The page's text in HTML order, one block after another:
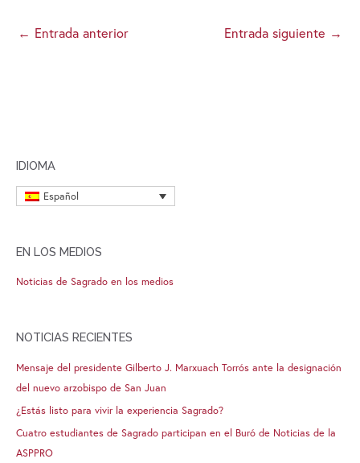
← Entrada anterior Entrada siguiente →
IDIOMA
Español
EN LOS MEDIOS
Noticias de Sagrado en los medios
NOTICIAS RECIENTES
Mensaje del presidente Gilberto J. Marxuach Torrós ante la designación
del nuevo arzobispo de San Juan
¿Estás listo para vivir la experiencia Sagrado?
Cuatro estudiantes de Sagrado participan en el Buró de Noticias de la
ASPPRO